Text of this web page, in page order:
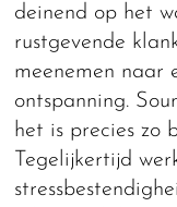
deinend op het
rustgevende
meenemen naar
ontspanning.
het is precies zo
Tegelijkertijd